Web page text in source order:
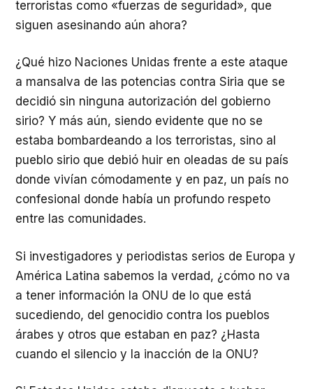
terroristas como «fuerzas de seguridad», que
siguen asesinando aún ahora?
¿Qué hizo Naciones Unidas frente a este ataque
a mansalva de las potencias contra Siria que se
decidió sin ninguna autorización del gobierno
sirio? Y más aún, siendo evidente que no se
estaba bombardeando a los terroristas, sino al
pueblo sirio que debió huir en oleadas de su país
donde vivían cómodamente y en paz, un país no
confesional donde había un profundo respeto
entre las comunidades.
Si investigadores y periodistas serios de Europa y
América Latina sabemos la verdad, ¿cómo no va
a tener información la ONU de lo que está
sucediendo, del genocidio contra los pueblos
árabes y otros que estaban en paz? ¿Hasta
cuando el silencio y la inacción de la ONU?